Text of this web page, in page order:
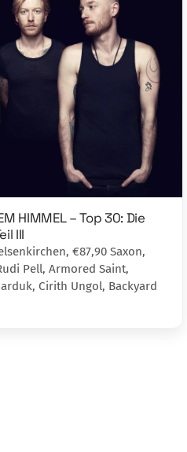
HIMMEL – Top 30: Die
III
€87,90 Saxon,
Pell, Armored Saint,
Cirith Ungol, Backyard